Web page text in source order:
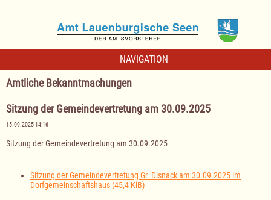
NAVIGATION
Amtliche Bekanntmachungen
Sitzung der Gemeindevertretung am 30.09.2025
15.09.2025 14:16
Sitzung der Gemeindevertretung am 30.09.2025
Sitzung der Gemeindevertretung Gr. Disnack am 30.09.2025 im
Dorfgemeinschaftshaus (45,4 KiB)